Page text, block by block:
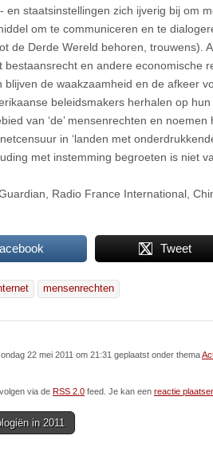
en staatsinstellingen zich ijverig bij om
om te communiceren en te
de Derde Wereld behoren, trouwens).
bestaansrecht en andere economische
blijven de waakzaamheid en de afkeer
beleidsmakers herhalen op
van ‘de’ mensenrechten en
in ‘landen met
met instemming begroeten is niet
Radio France International,
Tweet
mensenrechten
22 mei 2011 om 21:31 geplaatst onder thema
via de RSS 2.0 feed. Je kan een reactie
in 2011